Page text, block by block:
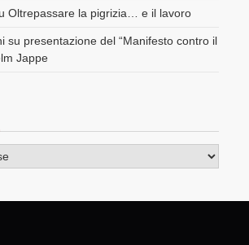
Oltrepassare la pigrizia… e il lavoro
su presentazione del “Manifesto contro il
Jappe